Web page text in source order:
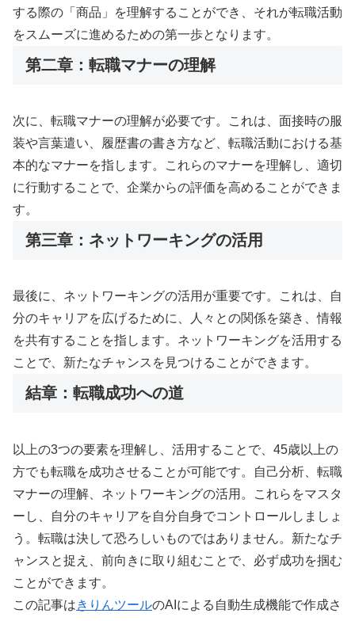
する際の「商品」を理解することができ、それが転職活動
をスムーズに進めるための第一歩となります。
第二章：転職マナーの理解
次に、転職マナーの理解が必要です。これは、面接時の服
装や言葉遣い、履歴書の書き方など、転職活動における基
本的なマナーを指します。これらのマナーを理解し、適切
に行動することで、企業からの評価を高めることができま
す。
第三章：ネットワーキングの活用
最後に、ネットワーキングの活用が重要です。これは、自
分のキャリアを広げるために、人々との関係を築き、情報
を共有することを指します。ネットワーキングを活用する
ことで、新たなチャンスを見つけることができます。
結章：転職成功への道
以上の3つの要素を理解し、活用することで、45歳以上の
方でも転職を成功させることが可能です。自己分析、転職
マナーの理解、ネットワーキングの活用。これらをマスタ
ーし、自分のキャリアを自分自身でコントロールしましょ
う。転職は決して恐ろしいものではありません。新たなチ
ャンスと捉え、前向きに取り組むことで、必ず成功を掴む
ことができます。
この記事はきりんツールのAIによる自動生成機能で作成さ